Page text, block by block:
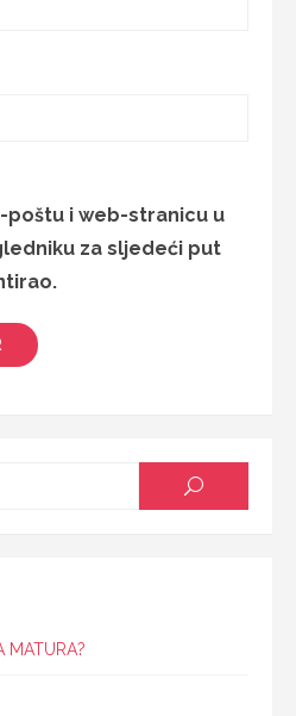
poštu i web-stranicu u
za sljedeći put
SEARCH
MATURA?